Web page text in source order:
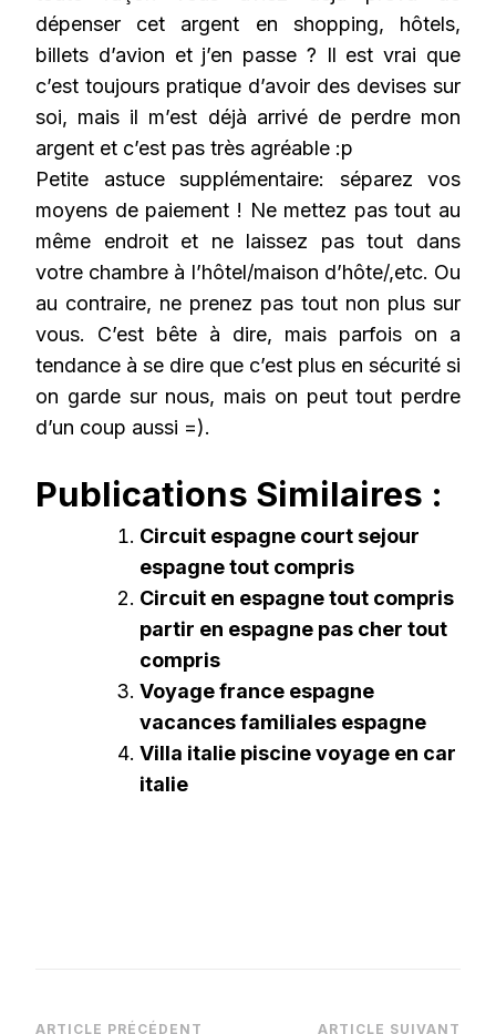
dépenser cet argent en shopping, hôtels,
billets d’avion et j’en passe ? Il est vrai que
c’est toujours pratique d’avoir des devises sur
soi, mais il m’est déjà arrivé de perdre mon
argent et c’est pas très agréable :p
Petite astuce supplémentaire: séparez vos
moyens de paiement ! Ne mettez pas tout au
même endroit et ne laissez pas tout dans
votre chambre à l’hôtel/maison d’hôte/,etc. Ou
au contraire, ne prenez pas tout non plus sur
vous. C’est bête à dire, mais parfois on a
tendance à se dire que c’est plus en sécurité si
on garde sur nous, mais on peut tout perdre
d’un coup aussi =).
Publications Similaires :
Circuit espagne court sejour
espagne tout compris
Circuit en espagne tout compris
partir en espagne pas cher tout
compris
Voyage france espagne
vacances familiales espagne
Villa italie piscine voyage en car
italie
ARTICLE PRÉCÉDENT ARTICLE SUIVANT